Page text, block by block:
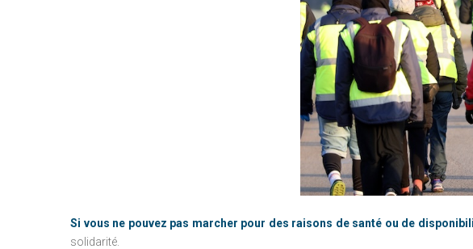
Si vous ne pouvez pas marcher pour des raisons de santé ou de
solidarité.